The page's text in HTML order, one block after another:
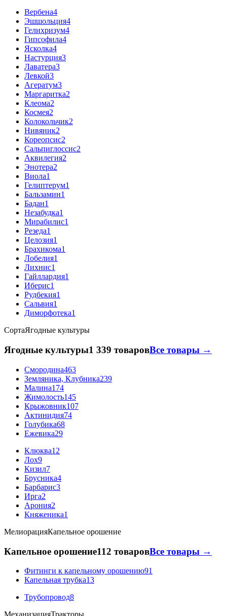
Вербена4
Эшшольция4
Гелихризум4
Гипсофила4
Ясколка4
Настурция3
Лаватера3
Левкой3
Агератум3
Маргаритка2
Клеома2
Космея2
Колокольчик2
Нивяник2
Кореопсис2
Сальпиглоссис2
Аквилегия2
Энотера2
Виола1
Гелиптерум1
Бальзамин1
Бадан1
Незабудка1
Мирабилис1
Резеда1
Целозия1
Брахикома1
Лобелия1
Лихнис1
Гайллардия1
Иберис1
Рудбекия1
Сальвия1
Диморфотека1
СортаЯгодные культуры
Ягодные культуры1 339 товаровВсе товары →
Смородина463
Земляника, Клубника239
Малина174
Жимолость145
Крыжовник107
Актинидия74
Голубика68
Ежевика29
Клюква12
Лох9
Кизил7
Брусника4
Барбарис3
Ирга2
Арония2
Княженика1
МелиорацияКапельное орошение
Капельное орошение112 товаровВсе товары →
Фитинги к капельному орошению91
Капельная трубка13
Трубопровод8